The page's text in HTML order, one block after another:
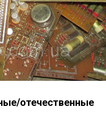
отечественные